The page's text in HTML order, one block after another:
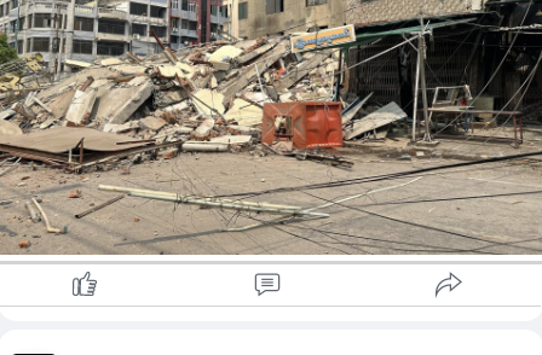
ခြုံရေးယူ ကင်းပတ်နေသော စစ်တပ်အရာရှိ ၁ ဦး နှင့် စစ်သား ၉
း စုစုပေါင်း စစ်သား ၁၀ ဦးပါ ပါဝင်သွားခဲ့ကြောင်း သိရှိရသည်။
ငလျင်လှုပ်ခတ်အပြီး မတ်လ ၂၈ ရက်နေ့ ညနေပိုင်းမှာ စစ်တပ်က
ားတွေ လာကြည့်ပါတယ်။ သူတို့ရဲ့ အရာရှိ ၁ ဦးနဲ့ စစ်သား ၉ ဦး
နည်းဆုံး ၁၀ ဦး လာရောက်စားသောက်နေစဉ်အတွင်းမှာ ဆိုင်ပြိုတဲ့
ထဲပါသွားတယ်။ ကရ ဝိတ် စားသောက် ဆိုင်ဖွင့်ထားတဲ့ ၆ ထပ်
က်တစ်ခုလုံးကလည်း ငလျင် လှုပ်ပြီးတော့ မြေကြီးပေါ်မှာ အပုံ
က်ပဲ ကျန်ပါတယ်။ ပြိုကျတဲ့အရှိန်နဲ့ အထဲမှာရှိနေတဲ့သူ တွေလည်း
ယ်လိုမှ အသက်မရှင်နိုင်ပါဘူး" ဟု ရန်ကုန်ခေတ် သစ်၏ သတင်း
င်းမြစ်က ရှင်းပြသည်။
တ်လ ၂၈ ရက်နေ့ ငလျင်လှုပ်ခတ်ချိန်မှာ နေ့လယ်စာစားချိန်ဖြစ်၍